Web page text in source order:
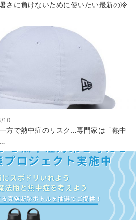
さに負けないために使いたい最新の冷
10
方で熱中症のリスク…専門家は「熱中